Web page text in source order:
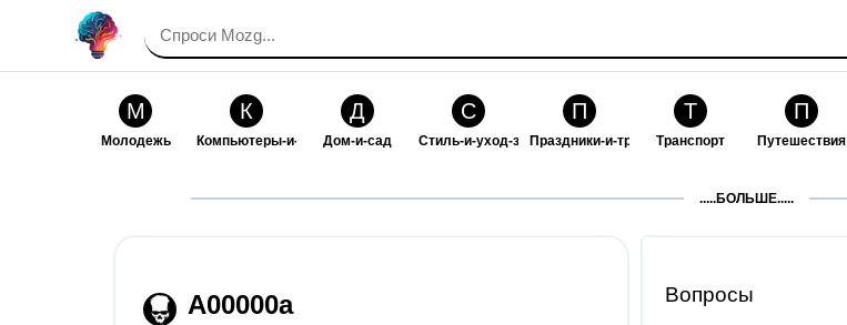
М
Молодежь
К
Компьютеры-и-электроника
Д
Дом-и-сад
С
Стиль-и-уход-за-собой
П
Праздники-и-традиции
Т
Транспорт
П
Путешествия
.....БОЛЬШЕ.....
А00000а Вопросы